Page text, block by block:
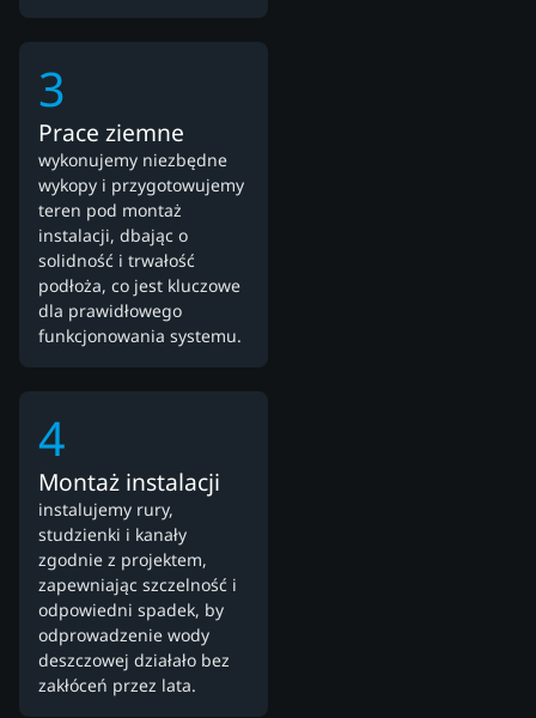
3
Prace ziemne
wykonujemy niezbędne
wykopy i przygotowujemy
teren pod montaż
instalacji, dbając o
solidność i trwałość
podłoża, co jest kluczowe
dla prawidłowego
funkcjonowania systemu.
4
Montaż instalacji
instalujemy rury,
studzienki i kanały
zgodnie z projektem,
zapewniając szczelność i
odpowiedni spadek, by
odprowadzenie wody
deszczowej działało bez
zakłóceń przez lata.